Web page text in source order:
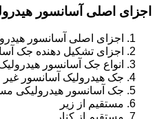
اجزای اصلی آسانسور
اجزای اصلی آسانسور
اجزای تشکیل دهنده جک
انواع جک آسانسور
جک هیدرولیک آسانسور غیر
جک آسانسور هیدرولیکی
مستقیم از زیر